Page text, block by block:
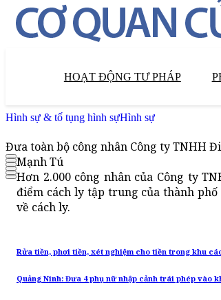
HOẠT ĐỘNG TƯ PHÁP
Hình sự & tố tụng hình sựHình sự
Đưa toàn bộ công nhân Công ty TNHH
Mạnh Tú
Hơn 2.000 công nhân của Công ty
điểm cách ly tập trung của thành
về cách ly.
Rửa tiền, phơi tiền, xét nghiệm cho tiền trong khu
Quảng Ninh: Đưa 4 phụ nữ nhập cảnh trái phép vào